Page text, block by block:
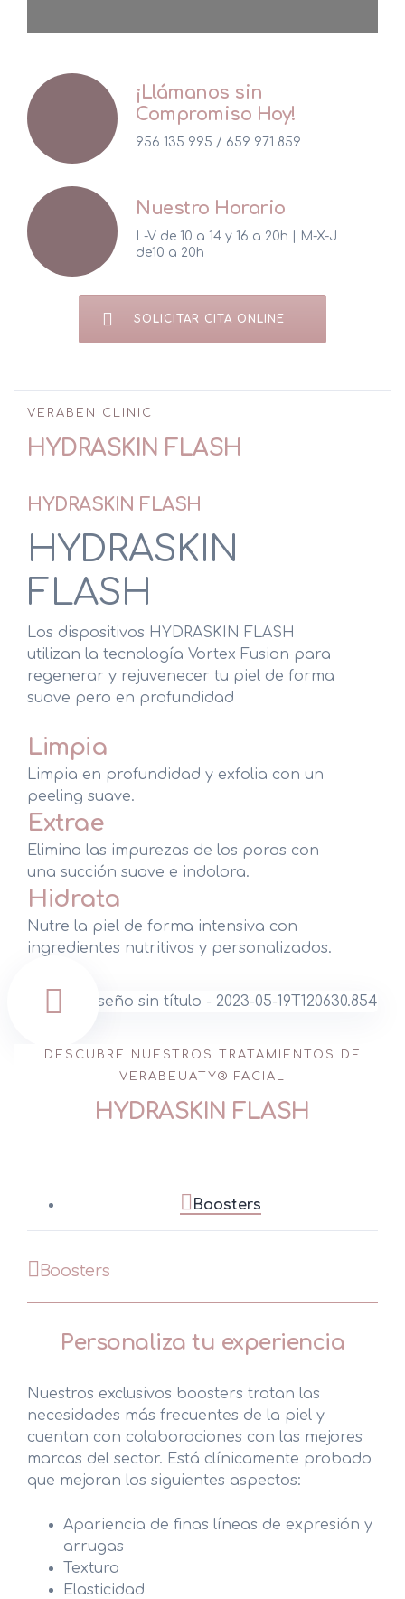
Rinomodelación
Tratamiento de Manchas
LANLUMA V y LANLUMA X
Criolipólisis
Celulitis
Obesidad
Adiposidad Localizada
Remodelación de Glúteos
Varices Estéticas
Hiperhidrosis
Cirugía Plástica, Estética y Reparadora
Medicina Estética Facial
Medicina Estética Corporal
Medicina Estética Vascular
Medicina Estética Capilar
Dietética y Nutrición
Unidad de Depilación Láser
¡Llámanos sin
Compromiso Hoy!
956 135 995 / 659 971 859
Nuestro Horario
L-V de 10 a 14 y 16 a 20h | M-X-J
de10 a 20h
SOLICITAR CITA ONLINE
VERABEN CLINIC
HYDRASKIN FLASH
HYDRASKIN FLASH
HYDRASKIN
FLASH
Los dispositivos HYDRASKIN FLASH
utilizan la tecnología Vortex Fusion para
regenerar y rejuvenecer tu piel de forma
suave pero en profundidad
Limpia
Limpia en profundidad y exfolia con un
peeling suave.
Extrae
Elimina las impurezas de los poros con
una succión suave e indolora.
Hidrata
Nutre la piel de forma intensiva con
ingredientes nutritivos y personalizados.
DESCUBRE NUESTROS TRATAMIENTOS DE
VERABEUATY® FACIAL
HYDRASKIN FLASH
Boosters
Boosters
Personaliza tu experiencia
Nuestros exclusivos boosters tratan las
necesidades más frecuentes de la piel y
cuentan con colaboraciones con las mejores
marcas del sector. Está clínicamente probado
que mejoran los siguientes aspectos:
Apariencia de finas líneas de expresión y
arrugas
Textura
Elasticidad